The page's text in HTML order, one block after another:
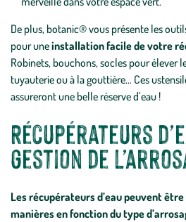
De plus, botanic® vous présente les
pour uneinstallation facile de votre
Robinets, bouchons, socles pour élever
tuyauterie ou à la gouttière… Ces
assureront une belle réserve d’eau !
Récupérateurs
gestion de
Les récupérateurs d’eau peuvent
manières en fonction du type